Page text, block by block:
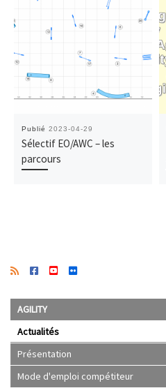
Publié 2023-04-29
Sélectif EO/AWC – les
parcours
AGILITY
Actualités
Présentation
Mode d'emploi compétiteur